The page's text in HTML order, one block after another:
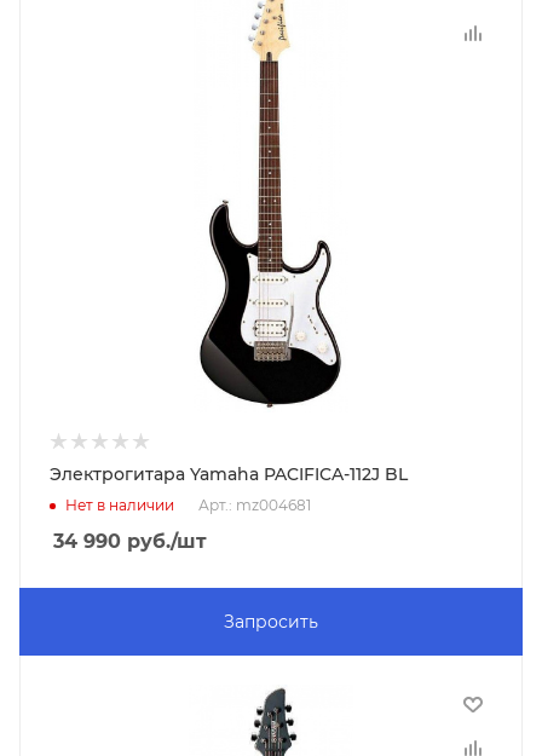
Электрогитара Yamaha PACIFICA-112J BL
Нет в наличии Арт.: mz004681
34 990 руб./шт
Запросить